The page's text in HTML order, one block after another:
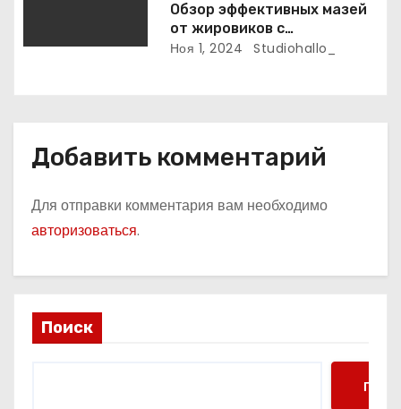
Обзор эффективных мазей
от жировиков с
рассасывающим эффектом
Ноя 1, 2024 Studiohallo_
Добавить комментарий
Для отправки комментария вам необходимо
авторизоваться.
Поиск
Поиск